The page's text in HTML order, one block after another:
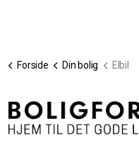
Forside Din bolig Elbil